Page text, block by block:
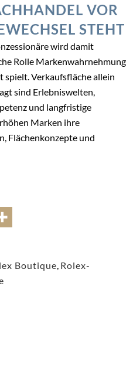
VOR
STEHT
wird damit
Rolle Markenwahrnehmung
spielt. Verkaufsfläche allein
sind Erlebniswelten,
und langfristige
Marken ihre
Flächenkonzepte und
Boutique, Rolex-